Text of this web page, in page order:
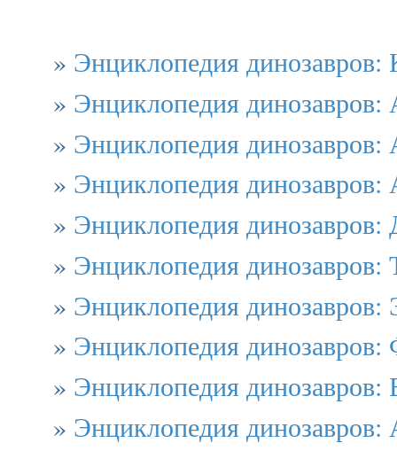
» Энциклопедия динозавров:
» Энциклопедия динозавров:
» Энциклопедия динозавров:
» Энциклопедия динозавров:
» Энциклопедия динозавров:
» Энциклопедия динозавров:
» Энциклопедия динозавров:
» Энциклопедия динозавров:
» Энциклопедия динозавров:
» Энциклопедия динозавров: